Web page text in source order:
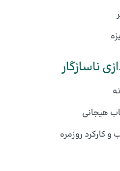
ناسازگار
هیجانی
و کارکرد روزمره